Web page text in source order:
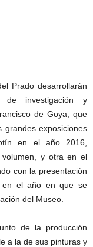
Prado desarrollarán
de investigación y
de Goya, que
exposiciones
en el año 2016,
volumen, y otra en el
con la presentación
en el año en que se
del Museo.
de la producción
a la de sus pinturas y